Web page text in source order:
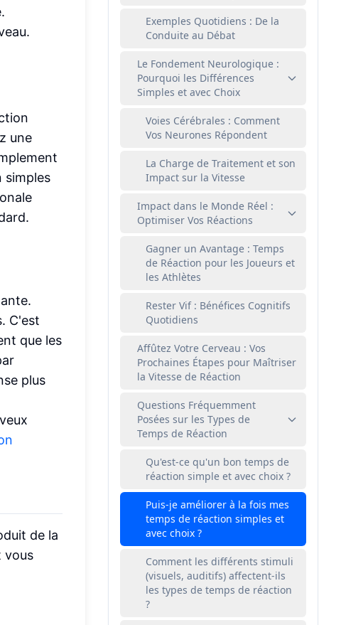
une
simples
C'est
que les
plus
de la
vous
Exemples Quotidiens : De la
Conduite au Débat
Le Fondement Neurologique :
Pourquoi les Différences
Simples et avec Choix
Voies Cérébrales : Comment
Vos Neurones Répondent
La Charge de Traitement et son
Impact sur la Vitesse
Impact dans le Monde Réel :
Optimiser Vos Réactions
Gagner un Avantage : Temps
de Réaction pour les Joueurs et
les Athlètes
Rester Vif : Bénéfices Cognitifs
Quotidiens
Affûtez Votre Cerveau : Vos
Prochaines Étapes pour Maîtriser
la Vitesse de Réaction
Questions Fréquemment
Posées sur les Types de
Temps de Réaction
Qu'est-ce qu'un bon temps de
réaction simple et avec choix ?
Puis-je améliorer à la fois mes
temps de réaction simples et
avec choix ?
Comment les différents stimuli
(visuels, auditifs) affectent-ils
les types de temps de réaction
?